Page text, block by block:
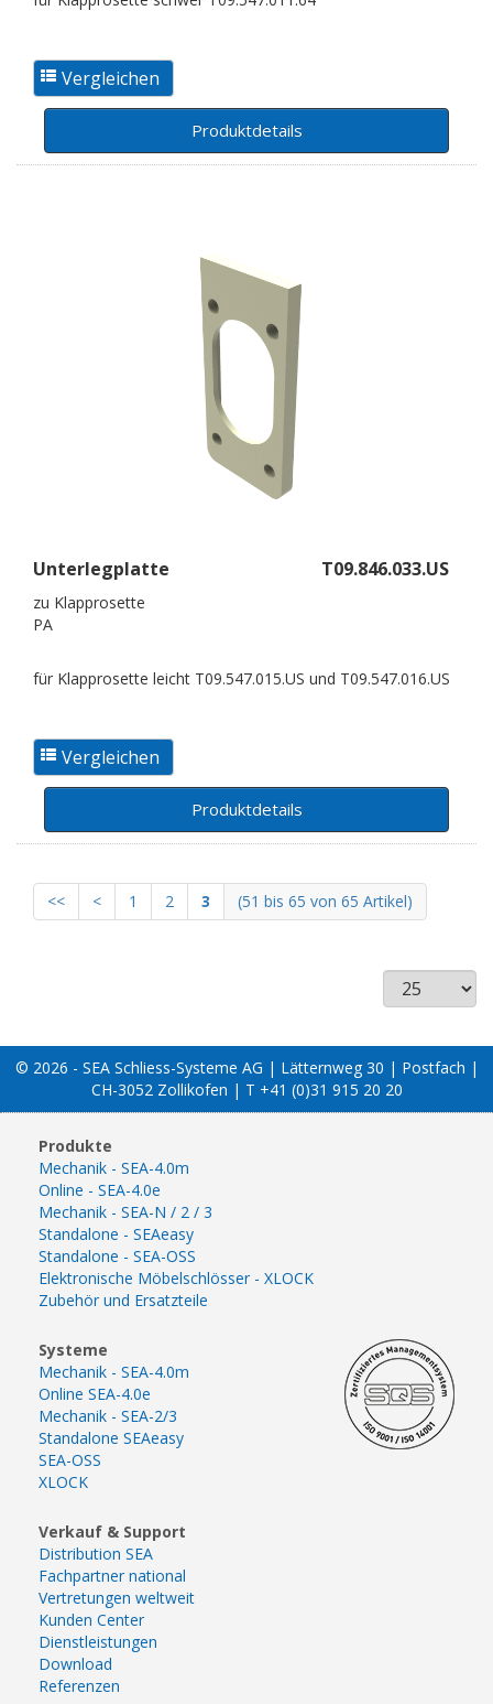
Produktdetails
Unterlegplatte T09.846.033.US
zu Klapprosette
PA
für Klapprosette leicht T09.547.015.US und T09.547.016.US
Produktdetails
<< < 1 2 3 (51 bis 65 von 65 Artikel)
© 2026 - SEA Schliess-Systeme AG | Lätternweg 30 | Postfach |
CH-3052 Zollikofen | T +41 (0)31 915 20 20
Produkte
Mechanik - SEA-4.0m
Online - SEA-4.0e
Mechanik - SEA-N / 2 / 3
Standalone - SEAeasy
Standalone - SEA-OSS
Elektronische Möbelschlösser - XLOCK
Zubehör und Ersatzteile
Systeme
Mechanik - SEA-4.0m
Online SEA-4.0e
Mechanik - SEA-2/3
Standalone SEAeasy
SEA-OSS
XLOCK
Verkauf & Support
Distribution SEA
Fachpartner national
Vertretungen weltweit
Kunden Center
Dienstleistungen
Download
Referenzen